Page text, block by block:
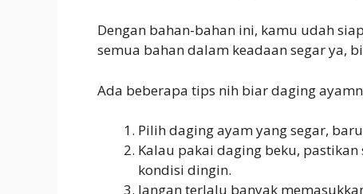
Dengan bahan-bahan ini, kamu udah
semua bahan dalam keadaan segar ya,
Ada beberapa tips nih biar daging
Pilih daging ayam yang segar,
Kalau pakai daging beku,
kondisi dingin.
Jangan terlalu banyak